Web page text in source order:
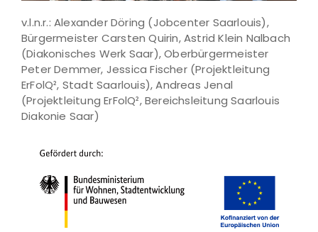
v.l.n.r.: Alexander Döring (Jobcenter Saarlouis),
Bürgermeister Carsten Quirin, Astrid Klein Nalbach
(Diakonisches Werk Saar), Oberbürgermeister
Peter Demmer, Jessica Fischer (Projektleitung
ErFolQ², Stadt Saarlouis), Andreas Jenal
(Projektleitung ErFolQ², Bereichsleitung Saarlouis
Diakonie Saar)